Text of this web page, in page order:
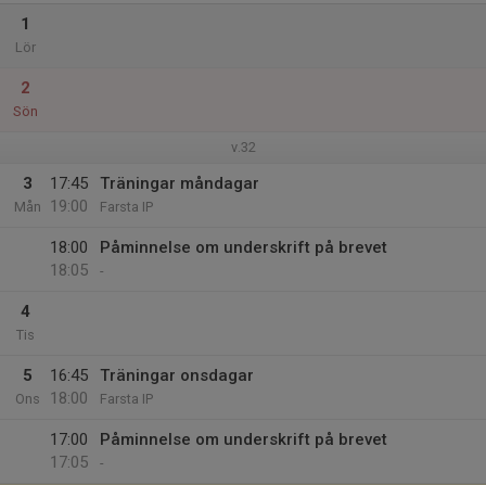
1
Lör
2
Sön
v.32
3
Mån
17:45
19:00
Träningar måndagar
Farsta IP
18:00
18:05
Påminnelse om underskrift på brevet
-
4
Tis
5
Ons
16:45
18:00
Träningar onsdagar
Farsta IP
17:00
17:05
Påminnelse om underskrift på brevet
-